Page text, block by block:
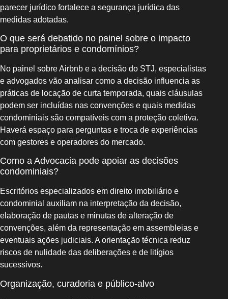
parecer jurídico fortalece a segurança jurídica das
medidas adotadas.
O que será debatido no painel sobre o impacto
para proprietários e condomínios?
No painel sobre Airbnb e a decisão do STJ, especialistas
e advogados vão analisar como a decisão influencia as
práticas de locação de curta temporada, quais cláusulas
podem ser incluídas nas convenções e quais medidas
condominiais são compatíveis com a proteção coletiva.
Haverá espaço para perguntas e troca de experiências
com gestores e operadores do mercado.
Como a Advocacia pode apoiar as decisões
condominiais?
Escritórios especializados em direito imobiliário e
condominial auxiliam na interpretação da decisão,
elaboração de pautas e minutas de alteração de
convenções, além da representação em assembleias e
eventuais ações judiciais. A orientação técnica reduz
riscos de nulidade das deliberações e de litígios
sucessivos.
Organização, curadoria e público‑alvo